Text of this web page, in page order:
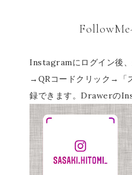
Instagramにログイン後
→QRコードクリック→「
録できます。Drawerの